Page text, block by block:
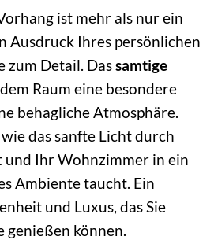
ist mehr als nur ein
Ausdruck Ihres persönlichen
zum Detail. Dassamtige
Raum eine besondere
behagliche Atmosphäre.
das sanfte Licht durch
Ihr Wohnzimmer in ein
Ambiente taucht. Ein
und Luxus, das Sie
genießen können.